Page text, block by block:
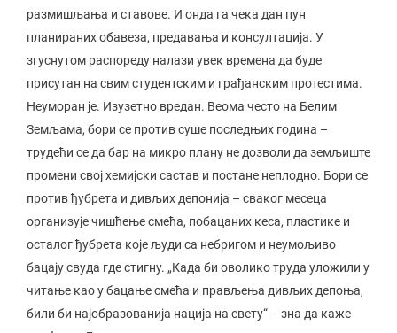
размишљања и ставове. И онда га чека дан пун
планираних обавеза, предавања и консултација. У
згуснутом распореду налази увек времена да буде
присутан на свим студентским и грађанским протестима.
Неуморан је. Изузетно вредан. Веома често на Белим
Земљама, бори се против суше последњих година –
трудећи се да бар на микро плану не дозволи да земљиште
промени свој хемијски састав и постане неплодно. Бори се
против ђубрета и дивљих депонија – сваког месеца
организује чишћење смећа, побацаних кеса, пластике и
осталог ђубрета које људи са небригом и неумољиво
бацају свуда где стигну. „Када би оволико труда уложили у
читање као у бацање смећа и прављења дивљих депоња,
били би најобразованија нација на свету“ – зна да каже